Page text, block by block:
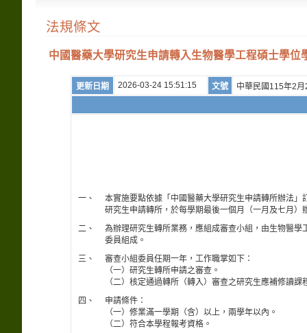
法規條文
中國醫藥大學研究生申請轉入生物醫學工程碩士學位
更新日期 2026-03-24 15:51:15 文號 中華民國115年2
一、
本實施要點依據「中國醫藥大學研究生申請轉所辦法」
研究生申請轉所，於每學期最後一個月（一月及七月）
二、
為辦理研究生轉所業務，應組成審查小組，由生物醫
委員組成。
三、
審查小組委員任期一年，工作職掌如下：
（一）研究生轉所申請之審查。
（二）核定通過轉所（轉入）審查之研究生應補修讀課
四、
申請條件：
（一）修業滿一學期（含）以上，兩學年以內。
（二）符合本學程報考資格。